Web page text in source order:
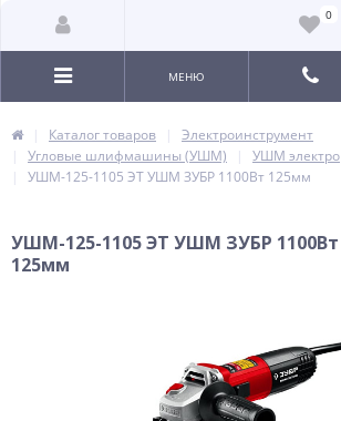
0
МЕНЮ
Каталог товаров
Электроинструмент
Угловые шлифмашины (УШМ)
УШМ электро
УШМ-125-1105 ЭТ УШМ ЗУБР 1100Вт 125мм
УШМ-125-1105 ЭТ УШМ ЗУБР 1100Вт
125мм